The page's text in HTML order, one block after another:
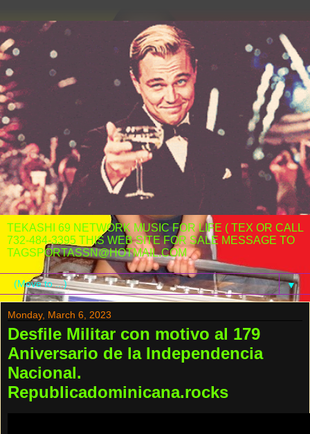
TEKASHI 69 NETWORK MUSIC FOR LIFE ( TEX OR CALL
732-484-3395 THIS WEB SITE FOR SALE MESSAGE TO
TAGSPORTASSN@HOTMAIL.COM
▼
Monday, March 6, 2023
Desfile Militar con motivo al 179
Aniversario de la Independencia
Nacional.
Republicadominicana.rocks